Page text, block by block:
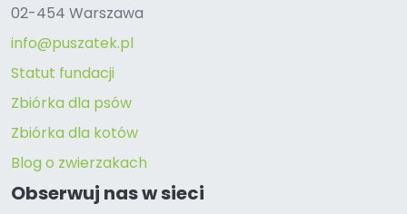
02-454 Warszawa
info@puszatek.pl
Statut fundacji
Zbiórka dla psów
Zbiórka dla kotów
Blog o zwierzakach
Obserwuj nas w sieci